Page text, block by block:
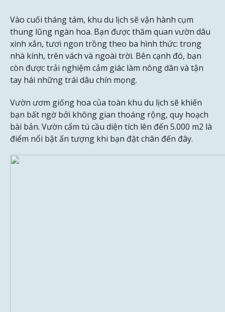
Vào cuối tháng tám, khu du lịch sẽ vận hành cụm
thung lũng ngàn hoa. Bạn được thăm quan vườn dâu
xinh xắn, tươi ngon trồng theo ba hình thức: trong
nhà kính, trên vách và ngoài trời. Bên cạnh đó, bạn
còn được trải nghiệm cảm giác làm nông dân và tận
tay hái những trái dâu chín mọng.
Vườn ươm giống hoa của toàn khu du lịch sẽ khiến
bạn bất ngờ bởi không gian thoáng rộng, quy hoạch
bài bản. Vườn cẩm tú cầu diện tích lên đến 5.000 m2 là
điểm nổi bật ấn tượng khi bạn đặt chân đến đây.